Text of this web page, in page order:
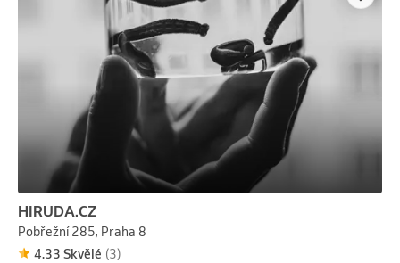
HIRUDA.CZ
Pobřežní 285, Praha 8
4.33 Skvělé (3)